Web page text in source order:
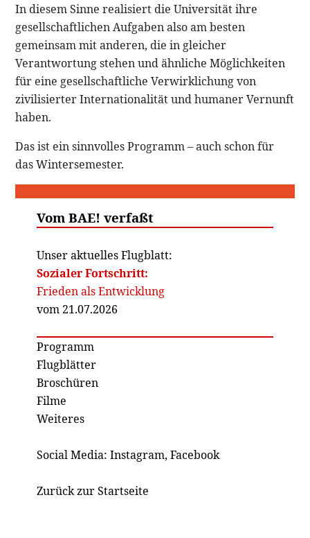
In diesem Sinne realisiert die Universität ihre
gesellschaftlichen Aufgaben also am besten
gemeinsam mit anderen, die in gleicher
Verantwortung stehen und ähnliche Möglichkeiten
für eine gesellschaftliche Verwirklichung von
zivilisierter Internationalität und humaner Vernunft
haben.
Das ist ein sinnvolles Programm – auch schon für
das Wintersemester.
Vom BAE! verfaßt
Unser aktuelles Flugblatt:
Sozialer Fortschritt:
Frieden als Entwicklung
vom 21.07.2026
Programm
Flugblätter
Broschüren
Filme
Weiteres
Social Media: Instagram, Facebook
Zurück zur Startseite